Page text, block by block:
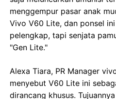
menggempur pasar anak
Vivo V60 Lite, dan ponsel
pelengkap, tapi senjata
"Gen Lite."
Alexa Tiara, PR Manager
menyebut V60 Lite ini
dirancang khusus.